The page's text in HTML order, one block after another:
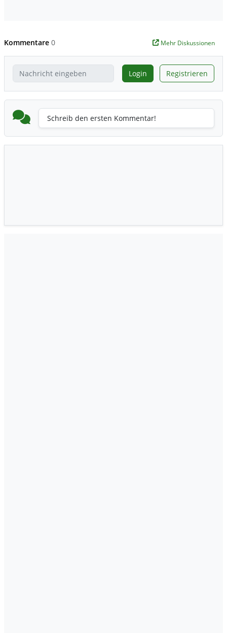
Kommentare 0 Mehr Diskussionen
Login Registrieren
Schreib den ersten Kommentar!